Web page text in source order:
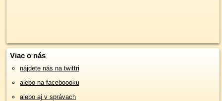
Viac o nás
nájdete nás na twittri
alebo na faceboooku
alebo aj v správach